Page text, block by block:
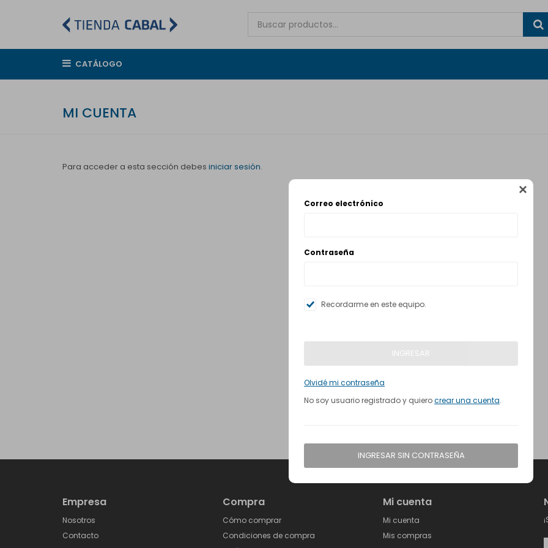

Correo electrónico
Contraseña
Recordarme en este equipo.
INGRESAR
Olvidé mi contraseña
No soy usuario registrado y quierocrear una cuenta.
INGRESAR SIN CONTRASEÑA
CATÁLOGO
MI CUENTA
Para acceder a esta sección debes iniciar sesión.
Empresa
Nosotros
Contacto
Compra
Cómo comprar
Condiciones de compra
Mi cuenta
Mi cuenta
Mis compras